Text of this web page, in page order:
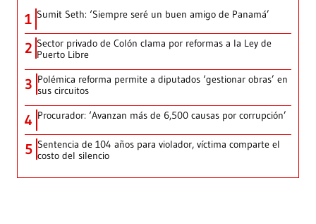
1 Sumit Seth: ‘Siempre seré un buen amigo de Panamá’
2 Sector privado de Colón clama por reformas a la Ley de
Puerto Libre
3 Polémica reforma permite a diputados ‘gestionar obras’ en
sus circuitos
4 Procurador: ‘Avanzan más de 6,500 causas por corrupción’
5 Sentencia de 104 años para violador, víctima comparte el
costo del silencio